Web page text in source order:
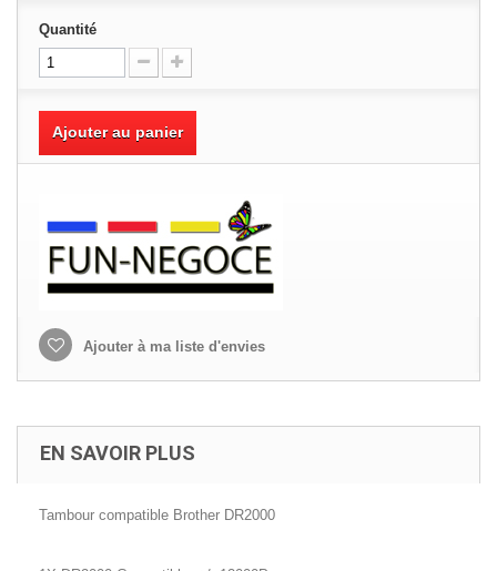
Quantité
Ajouter au panier
Ajouter à ma liste d'envies
EN SAVOIR PLUS
Tambour compatible Brother DR2000